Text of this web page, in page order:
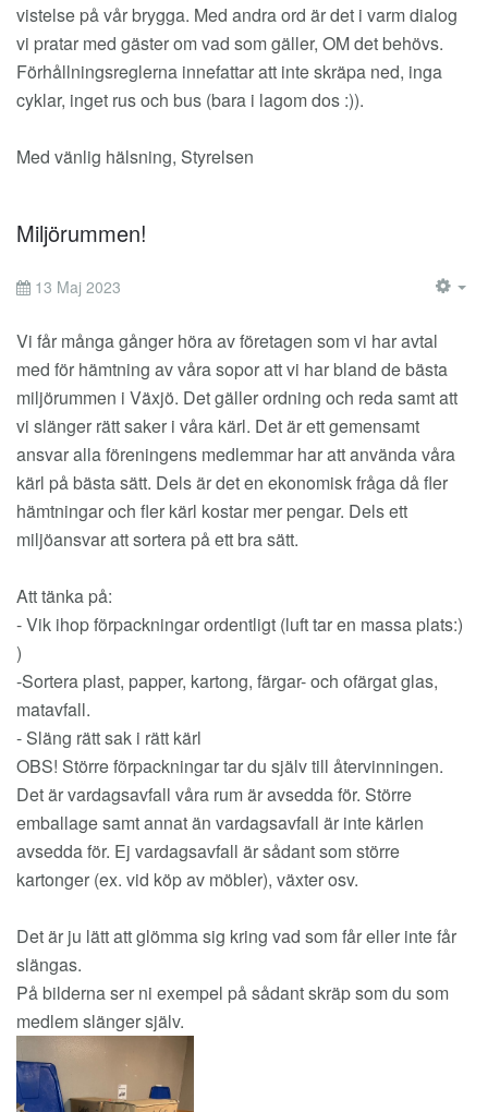
vistelse på vår brygga. Med andra ord är det i varm dialog
vi pratar med gäster om vad som gäller, OM det behövs.
Förhållningsreglerna innefattar att inte skräpa ned, inga
cyklar, inget rus och bus (bara i lagom dos :)).
Med vänlig hälsning, Styrelsen
Miljörummen!
13 Maj 2023
Vi får många gånger höra av företagen som vi har avtal
med för hämtning av våra sopor att vi har bland de bästa
miljörummen i Växjö. Det gäller ordning och reda samt att
vi slänger rätt saker i våra kärl. Det är ett gemensamt
ansvar alla föreningens medlemmar har att använda våra
kärl på bästa sätt. Dels är det en ekonomisk fråga då fler
hämtningar och fler kärl kostar mer pengar. Dels ett
miljöansvar att sortera på ett bra sätt.
Att tänka på:
- Vik ihop förpackningar ordentligt (luft tar en massa plats:)
)
-Sortera plast, papper, kartong, färgar- och ofärgat glas,
matavfall.
- Släng rätt sak i rätt kärl
OBS! Större förpackningar tar du själv till återvinningen.
Det är vardagsavfall våra rum är avsedda för. Större
emballage samt annat än vardagsavfall är inte kärlen
avsedda för. Ej vardagsavfall är sådant som större
kartonger (ex. vid köp av möbler), växter osv.
Det är ju lätt att glömma sig kring vad som får eller inte får
slängas.
På bilderna ser ni exempel på sådant skräp som du som
medlem slänger själv.